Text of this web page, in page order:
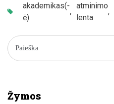
akademikas(-
ė)
,
atminimo
lenta
,
Žymos